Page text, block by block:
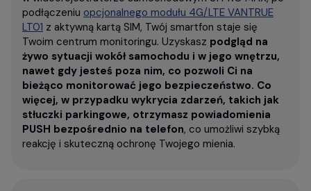
podłączeniu opcjonalnego modułu 4G/LTE VANTRUE
LT01 z aktywną kartą SIM, Twój smartfon staje się
Twoim centrum monitoringu. Uzyskasz podgląd na
żywo sytuacji wokół samochodu i w jego wnętrzu,
nawet gdy jesteś poza nim, co pozwoli Ci na
bieżąco monitorować jego bezpieczeństwo. Co
więcej, w przypadku wykrycia zdarzeń, takich jak
stłuczki parkingowe, otrzymasz powiadomienia
PUSH bezpośrednio na telefon, co umożliwi szybką
reakcję i skuteczną ochronę Twojego mienia.